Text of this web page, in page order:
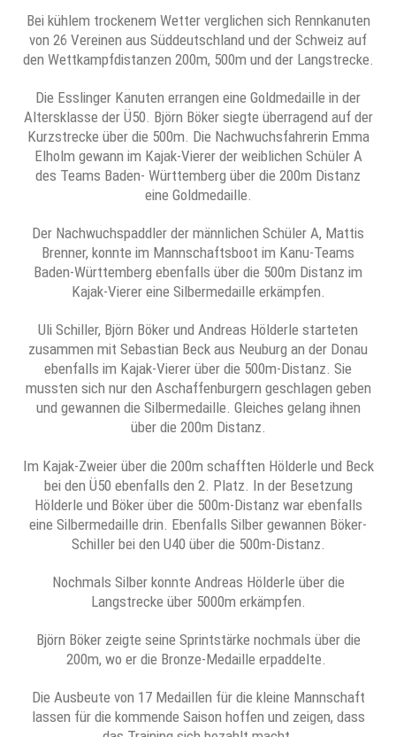
Bei kühlem trockenem Wetter verglichen sich Rennkanuten
von 26 Vereinen aus Süddeutschland und der Schweiz auf
den Wettkampfdistanzen 200m, 500m und der Langstrecke.
Die Esslinger Kanuten errangen eine Goldmedaille in der
Altersklasse der Ü50. Björn Böker siegte überragend auf der
Kurzstrecke über die 500m. Die Nachwuchsfahrerin Emma
Elholm gewann im Kajak-Vierer der weiblichen Schüler A
des Teams Baden- Württemberg über die 200m Distanz
eine Goldmedaille.
Der Nachwuchspaddler der männlichen Schüler A, Mattis
Brenner, konnte im Mannschaftsboot im Kanu-Teams
Baden-Württemberg ebenfalls über die 500m Distanz im
Kajak-Vierer eine Silbermedaille erkämpfen.
Uli Schiller, Björn Böker und Andreas Hölderle starteten
zusammen mit Sebastian Beck aus Neuburg an der Donau
ebenfalls im Kajak-Vierer über die 500m-Distanz. Sie
mussten sich nur den Aschaffenburgern geschlagen geben
und gewannen die Silbermedaille. Gleiches gelang ihnen
über die 200m Distanz.
Im Kajak-Zweier über die 200m schafften Hölderle und Beck
bei den Ü50 ebenfalls den 2. Platz. In der Besetzung
Hölderle und Böker über die 500m-Distanz war ebenfalls
eine Silbermedaille drin. Ebenfalls Silber gewannen Böker-
Schiller bei den U40 über die 500m-Distanz.
Nochmals Silber konnte Andreas Hölderle über die
Langstrecke über 5000m erkämpfen.
Björn Böker zeigte seine Sprintstärke nochmals über die
200m, wo er die Bronze-Medaille erpaddelte.
Die Ausbeute von 17 Medaillen für die kleine Mannschaft
lassen für die kommende Saison hoffen und zeigen, dass